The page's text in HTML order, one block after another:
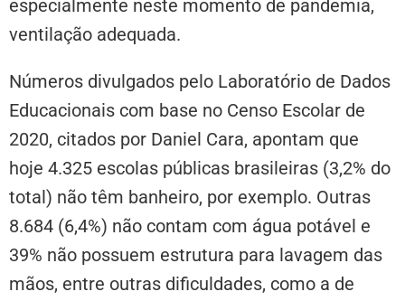
especialmente neste momento de pandemia,
ventilação adequada.
Números divulgados pelo Laboratório de Dados
Educacionais com base no Censo Escolar de
2020, citados por Daniel Cara, apontam que
hoje 4.325 escolas públicas brasileiras (3,2% do
total) não têm banheiro, por exemplo. Outras
8.684 (6,4%) não contam com água potável e
39% não possuem estrutura para lavagem das
mãos, entre outras dificuldades, como a de